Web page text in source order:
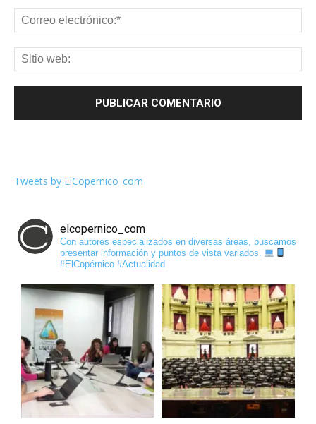
Tweets by ElCopernico_com
elcopernico_com
Con autores especializados en diversas áreas, buscamos
presentar información y puntos de vista variados.
#ElCopérnico #Actualidad